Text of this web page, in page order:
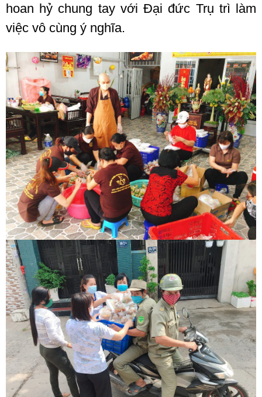
hoan hỷ chung tay với Đại đức Trụ trì làm
việc vô cùng ý nghĩa.